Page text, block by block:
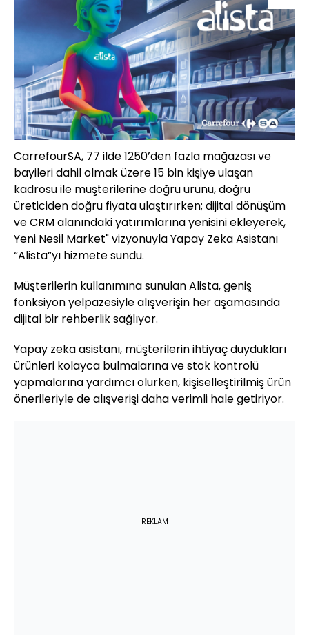
CarrefourSA, 77 ilde 1250’den fazla mağazası ve
bayileri dahil olmak üzere 15 bin kişiye ulaşan
kadrosu ile müşterilerine doğru ürünü, doğru
üreticiden doğru fiyata ulaştırırken; dijital dönüşüm
ve CRM alanındaki yatırımlarına yenisini ekleyerek,
Yeni Nesil Market" vizyonuyla Yapay Zeka Asistanı
“Alista”yı hizmete sundu.
Müşterilerin kullanımına sunulan Alista, geniş
fonksiyon yelpazesiyle alışverişin her aşamasında
dijital bir rehberlik sağlıyor.
Yapay zeka asistanı, müşterilerin ihtiyaç duydukları
ürünleri kolayca bulmalarına ve stok kontrolü
yapmalarına yardımcı olurken, kişiselleştirilmiş ürün
önerileriyle de alışverişi daha verimli hale getiriyor.
REKLAM